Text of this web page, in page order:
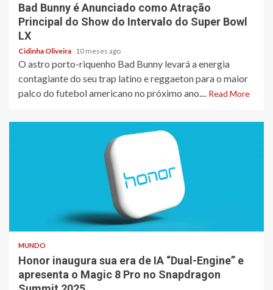
Bad Bunny é Anunciado como Atração
Principal do Show do Intervalo do Super Bowl
LX
Cidinha Oliveira 10 meses ago
O astro porto-riquenho Bad Bunny levará a energia
contagiante do seu trap latino e reggaeton para o maior
palco do futebol americano no próximo ano.... Read More
MUNDO
Honor inaugura sua era de IA “Dual-Engine” e
apresenta o Magic 8 Pro no Snapdragon